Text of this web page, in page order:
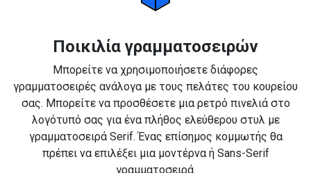
Ποικιλία γραμματοσειρών
Μπορείτε να χρησιμοποιήσετε διάφορες
γραμματοσειρές ανάλογα με τους πελάτες του κουρείου
σας. Μπορείτε να προσθέσετε μια ρετρό πινελιά στο
λογότυπό σας για ένα πλήθος ελεύθερου στυλ με
γραμματοσειρά Serif. Ένας επίσημος κομμωτής θα
πρέπει να επιλέξει μια μοντέρνα ή Sans-Serif
γραμματοσειρά.